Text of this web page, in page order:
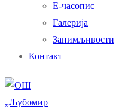
Е-часопис
Галерија
Занимљивости
Контакт